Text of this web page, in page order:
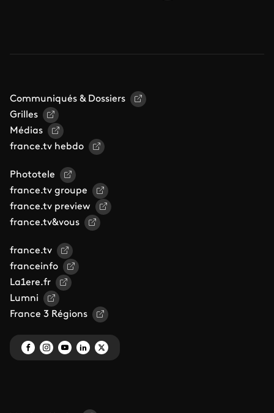
Communiqués & Dossiers
Grilles
Médias
france.tv hebdo
Phototele
france.tv groupe
france.tv preview
france.tv&vous
france.tv
franceinfo
La1ere.fr
Lumni
France 3 Régions